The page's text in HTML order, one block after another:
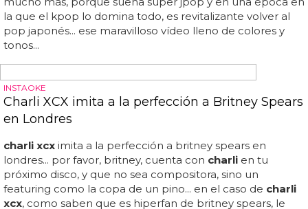
A TOCARSE
Charli XCX anima a las chicas a masturbarse en